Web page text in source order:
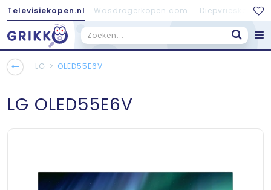
Televisiekopen.nl Wasdrogerkopen.com
LG > OLED55E6V
LG OLED55E6V